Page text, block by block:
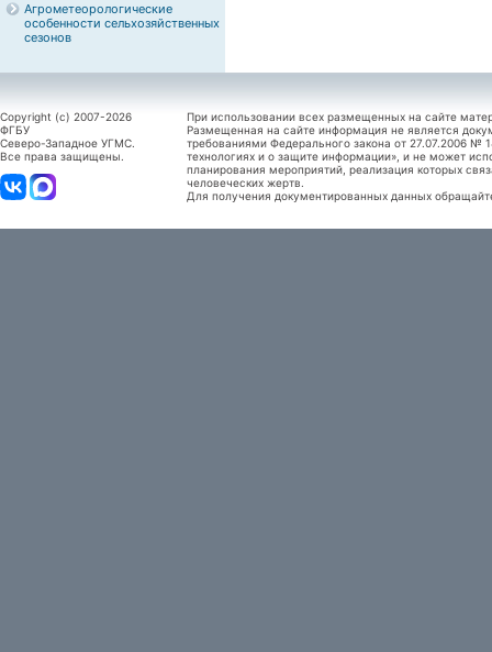
Агрометеорологические
особенности сельхозяйственных
сезонов
Copyright (c) 2007-2026
ФГБУ
Северо-Западное УГМС.
Все права защищены.
При использовании всех размещенных на сайте
Размещенная на сайте информация не является
требованиями Федерального закона от 27.07.2006
технологиях и о защите информации», и не может
планирования мероприятий, реализация которых
человеческих жертв.
Для получения документированных данных